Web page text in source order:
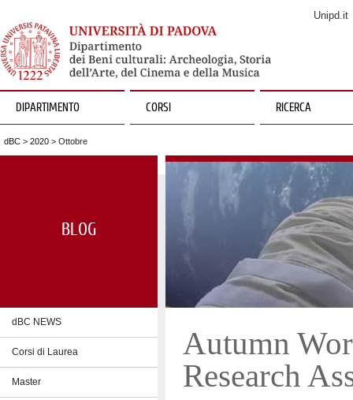
Unipd.it
DIPARTIMENTO CORSI RICERCA
dBC > 2020 > Ottobre
BLOG
dBC NEWS
Corsi di Laurea
Master
Autumn
Research